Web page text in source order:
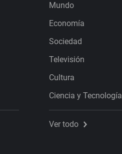
Mundo
Economía
Sociedad
Televisión
Cultura
Ciencia y Tecnología
Ver todo